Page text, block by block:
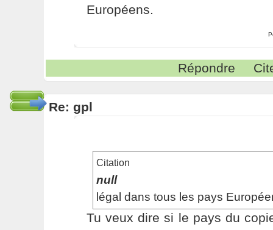
Européens.
Répondre
Re: gpl
Citation
null
légal dans tous les pays
Tu veux dire si le pays du